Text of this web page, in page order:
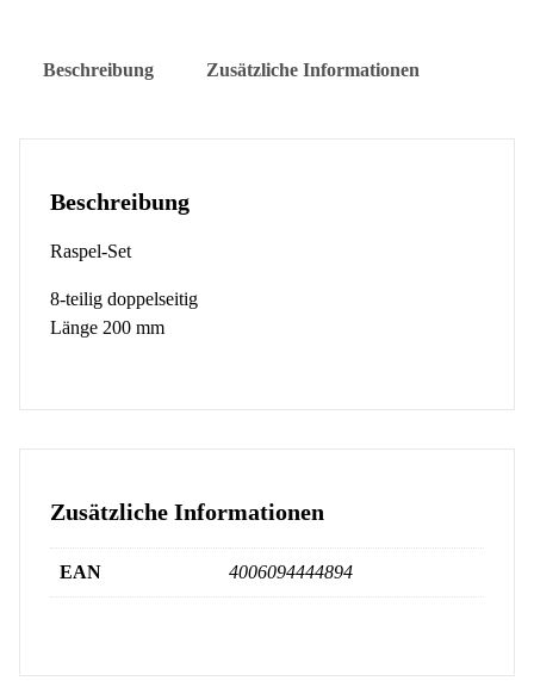
Beschreibung Zusätzliche Informationen
Beschreibung
Raspel-Set
8-teilig doppelseitig
Länge 200 mm
Zusätzliche Informationen
EAN 4006094444894